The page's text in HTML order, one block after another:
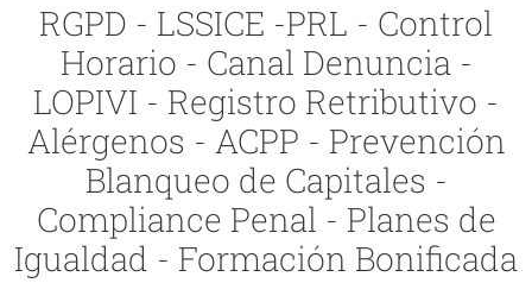
RGPD - LSSICE -PRL - Control
Horario - Canal Denuncia -
LOPIVI - Registro Retributivo -
Alérgenos - ACPP - Prevención
Blanqueo de Capitales -
Compliance Penal - Planes de
Igualdad - Formación Bonificada